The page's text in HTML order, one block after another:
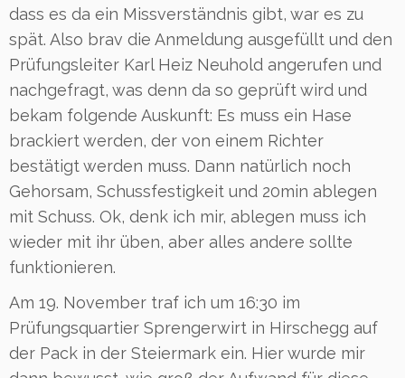
dass es da ein Missverständnis gibt, war es zu
spät. Also brav die Anmeldung ausgefüllt und den
Prüfungsleiter Karl Heiz Neuhold angerufen und
nachgefragt, was denn da so geprüft wird und
bekam folgende Auskunft: Es muss ein Hase
brackiert werden, der von einem Richter
bestätigt werden muss. Dann natürlich noch
Gehorsam, Schussfestigkeit und 20min ablegen
mit Schuss. Ok, denk ich mir, ablegen muss ich
wieder mit ihr üben, aber alles andere sollte
funktionieren.
Am 19. November traf ich um 16:30 im
Prüfungsquartier Sprengerwirt in Hirschegg auf
der Pack in der Steiermark ein. Hier wurde mir